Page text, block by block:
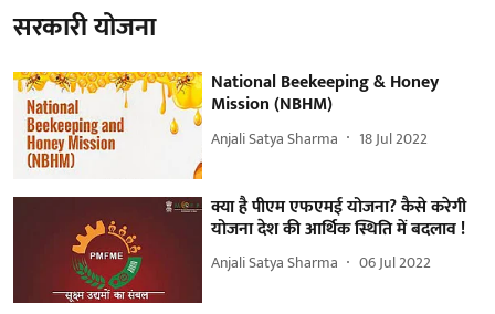
सरकारी योजना
National Beekeeping & Honey
Mission (NBHM)
Anjali Satya Sharma 18 Jul 2022
क्या है पीएम एफएमई योजना? कैसे करेगी
योजना देश की आर्थिक स्थिति में बदलाव !
Anjali Satya Sharma 06 Jul 2022